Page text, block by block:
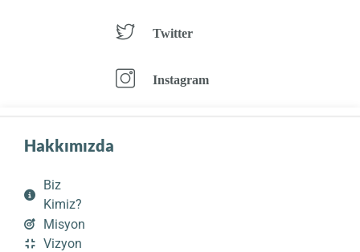
Twitter
Instagram
Hakkımızda
Biz
Kimiz?
Misyon
Vizyon